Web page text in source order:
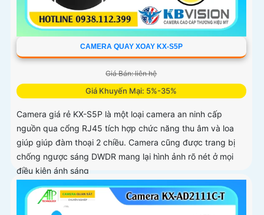
CAMERA QUAY XOAY KX-S5P
Giá Bán: liên hệ
Giá Khuyến Mại: 5%-35%
Camera giá rẻ KX-S5P là một loại camera an ninh cấp
nguồn qua cổng RJ45 tích hợp chức năng thu âm và loa
giúp giúp đàm thoại 2 chiều. Camera cũng được trang bị
chống ngược sáng DWDR mang lại hình ảnh rõ nét ở mọi
điều kiện ánh sáng